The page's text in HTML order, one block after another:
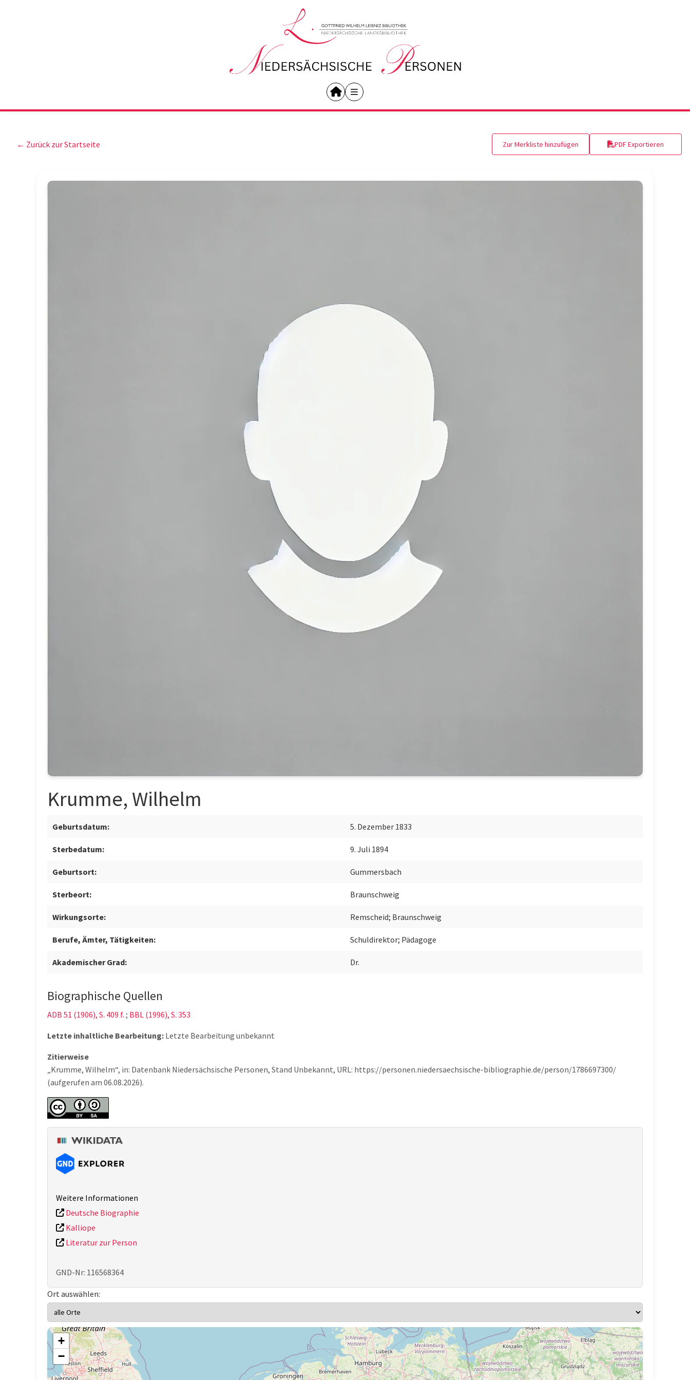
← Zurück zur Startseite Zur Merkliste hinzufügen PDF Exportieren
Krumme, Wilhelm
Geburtsdatum: 5. Dezember 1833
Sterbedatum: 9. Juli 1894
Geburtsort: Gummersbach
Sterbeort: Braunschweig
Wirkungsorte: Remscheid; Braunschweig
Berufe, Ämter, Tätigkeiten: Schuldirektor; Pädagoge
Akademischer Grad: Dr.
Biographische Quellen
ADB 51 (1906), S. 409 f. ; BBL (1996), S. 353
Letzte inhaltliche Bearbeitung: Letzte Bearbeitung unbekannt
Zitierweise
„Krumme, Wilhelm“, in: Datenbank Niedersächsische Personen, Stand Unbekannt, URL: https://personen.niedersaechsische-bibliographie.de/person/1786697300/
(aufgerufen am 06.08.2026).
Weitere Informationen
Deutsche Biographie
Kalliope
Literatur zur Person
GND-Nr: 116568364
Ort auswählen:
+
−